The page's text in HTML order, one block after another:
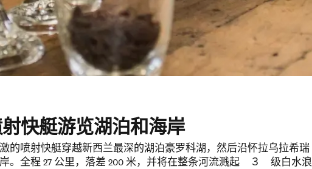
快艇游览湖泊和海岸
的喷射快艇穿越新西兰最深的湖泊豪罗科湖，然后沿怀拉乌拉希瑞
。全程 27 公里，落差 200 米，并将在整条河流溅起 ３ 级白水浪